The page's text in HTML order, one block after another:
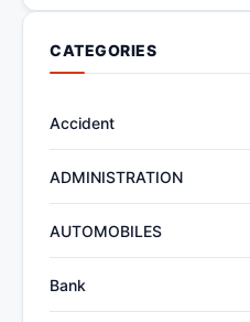
CATEGORIES
Accident
ADMINISTRATION
AUTOMOBILES
Bank